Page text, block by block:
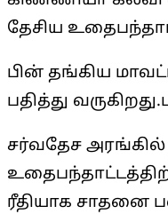
தேசிய
பின் தங்கிய
பதித்து
சர்வதேச அரங்கில்
ரீதியாக சாதனை